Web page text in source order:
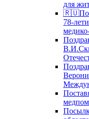
для
78-